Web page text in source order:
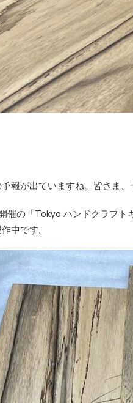
報が出ていますね。皆さま、
催の「Tokyo ハンドクラフト
中です。